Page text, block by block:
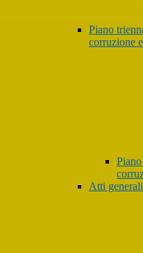
Piano
corruzione
Atti generali